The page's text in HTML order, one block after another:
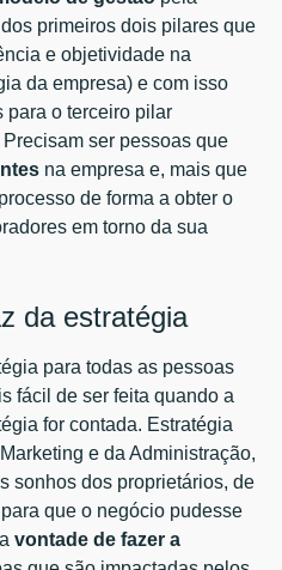
primeiros dois pilares que
e objetividade na
da empresa) e com isso
para o terceiro pilar
ser pessoas que
na empresa e, mais que
de forma a obter o
em torno da sua
da estratégia
para todas as pessoas
fácil de ser feita quando a
for contada. Estratégia
e da Administração,
sonhos dos proprietários, de
que o negócio pudesse
vontade de fazer a